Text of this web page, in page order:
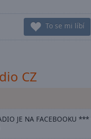
To se mi líbí
CZ
JE NA FACEBOOKU